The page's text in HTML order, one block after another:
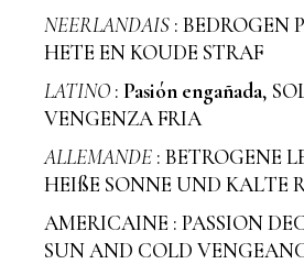
NEERLANDAIS : BEDROGEN
HETE EN KOUDE STRAF
LATINO : Pasión engañada,
VENGENZA FRIA
ALLEMANDE : BETROGENE
HEIßE SONNE UND KALTE
AMERICAINE : PASSION
SUN AND COLD